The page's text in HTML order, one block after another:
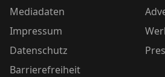
Mediadaten
Impressum
Datenschutz
Barrierefreiheit